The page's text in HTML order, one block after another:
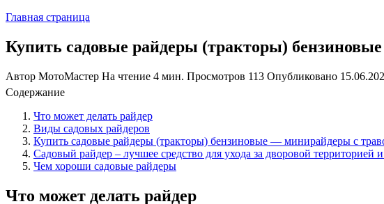
Главная страница
Купить садовые райдеры (тракторы)
Автор МотоМастер На чтение 4 мин. Просмотров 113 Опубликовано
Содержание
Что может делать райдер
Виды садовых райдеров
Купить садовые райдеры (тракторы) бензиновые — минирайдеры с
Садовый райдер – лучшее средство для ухода за дворовой территорией
Чем хороши садовые райдеры
Что может делать райдер